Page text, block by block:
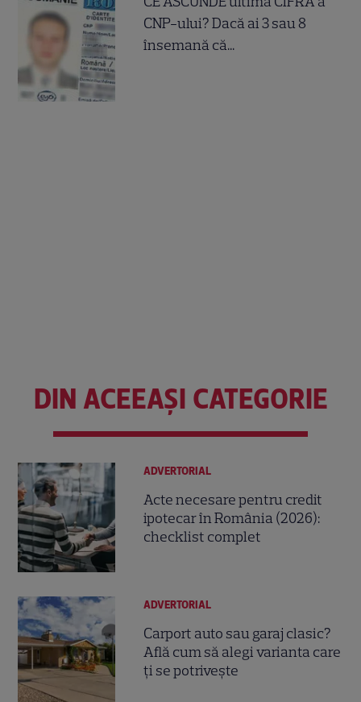
CNP-ului? Dacă ai 3 sau 8
însemană că...
DIN ACEEAȘI CATEGORIE
ADVERTORIAL
Acte necesare pentru credit
ipotecar în România (2026):
checklist complet
ADVERTORIAL
Carport auto sau garaj clasic?
Află cum să alegi varianta care
ți se potrivește